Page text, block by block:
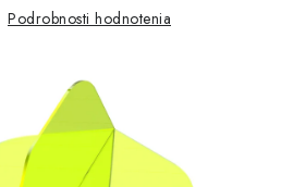
Podrobnosti hodnotenia